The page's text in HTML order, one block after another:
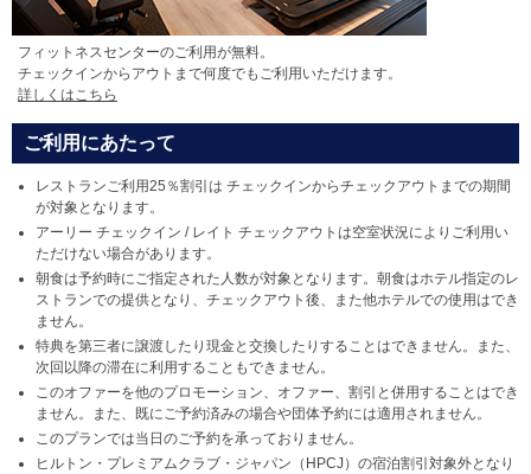
フィットネスセンターのご利用が無料。
チェックインからアウトまで何度でもご利用いただけます。
詳しくはこちら
ご利用にあたって
レストランご利用25％割引は チェックインからチェックアウトまでの期間
が対象となります。
アーリー チェックイン / レイト チェックアウトは空室状況によりご利用い
ただけない場合があります。
朝食は予約時にご指定された人数が対象となります。朝食はホテル指定のレ
ストランでの提供となり、チェックアウト後、また他ホテルでの使用はでき
ません。
特典を第三者に譲渡したり現金と交換したりすることはできません。また、
次回以降の滞在に利用することもできません。
このオファーを他のプロモーション、オファー、割引と併用することはでき
ません。また、既にご予約済みの場合や団体予約には適用されません。
このプランでは当日のご予約を承っておりません。
ヒルトン・プレミアムクラブ・ジャパン（HPCJ）の宿泊割引対象外となり